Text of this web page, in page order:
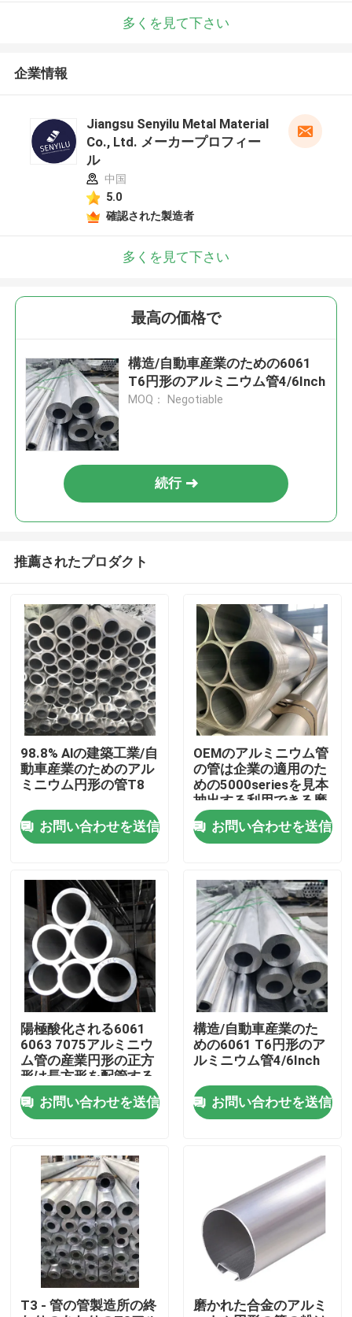
製品
ビデオ
企業情報
会社案内
品質管理
見積依頼
製造所の終わりのアルミニウム コイル
色の上塗を施してあるアルミニウム コイル
冷間圧延されたアルミニウム コイル
多くを見て下さい
企業情報
Jiangsu Senyilu Metal Material
Co., Ltd. メーカープロフィー
ル
中国
5.0
確認された製造者
多くを見て下さい
最高の価格で
構造/自動車産業のための6061
T6円形のアルミニウム管4/6Inch
MOQ： Negotiable
続行
推薦されたプロダクト
98.8% Alの建築工業/自
動車産業のためのアル
ミニウム円形の管T8
お問い合わせを送信
OEMのアルミニウム管
の管は企業の適用のた
めの5000seriesを見本
抽出する利用できる磨
いた
お問い合わせを送信
陽極酸化される6061
6063 7075アルミニウ
ム管の産業円形の正方
形は長方形を配管する
お問い合わせを送信
構造/自動車産業のた
めの6061 T6円形のア
ルミニウム管4/6Inch
お問い合わせを送信
T3 - 管の管製造所の終
磨かれた合金のアルミ